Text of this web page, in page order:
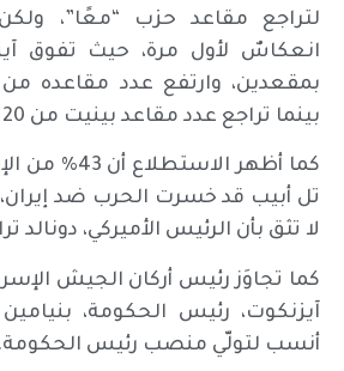
لتراجع مقاعد حزب “معًا”،
انعكاسٌ لأول مرة، حيث تفوق
بينما تراجع عدد مقاعد بينيت من 20 إلى 19 مقعدا.
كما أظهر
تل أبيب قد خسرت الحرب ضد
لا تثق بأن الرئيس الأميركي، دونالد
كما تجاوَز رئيس أركان الجيش
آيزنكوت، رئيس الحكومة،
أنسب لتولّي منصب رئيس الحكومة.